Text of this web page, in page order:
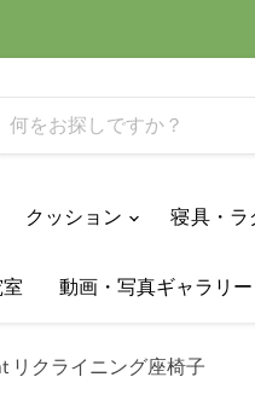
クッション 寝具・ラ
動画・写真ギャラリー
リクライニング座椅子